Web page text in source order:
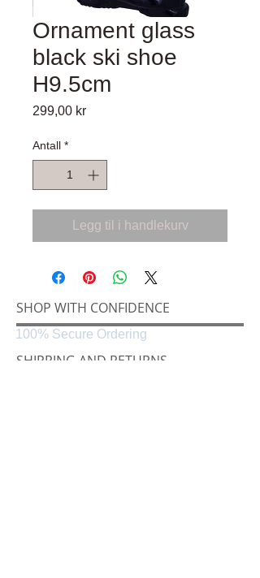
Ornament glass
black ski shoe
H9.5cm
299,00 krPris
Antall *
Legg til i handlekurv
SHOP WITH CONFIDENCE
SHIPPING AND RETURNS
100% Secure Ordering